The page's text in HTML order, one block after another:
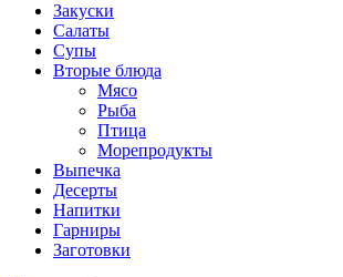
Закуски
Салаты
Супы
Вторые блюда
Мясо
Рыба
Птица
Морепродукты
Выпечка
Десерты
Напитки
Гарниры
Заготовки